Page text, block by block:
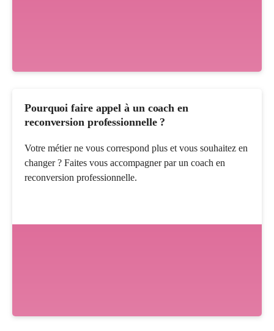
Pourquoi faire appel à un coach en
reconversion professionnelle ?
Votre métier ne vous correspond plus et vous souhaitez en
changer ? Faites vous accompagner par un coach en
reconversion professionnelle.